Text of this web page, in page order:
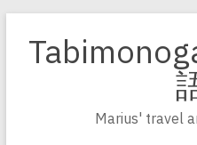
Inhalt
springen
Marius' travel